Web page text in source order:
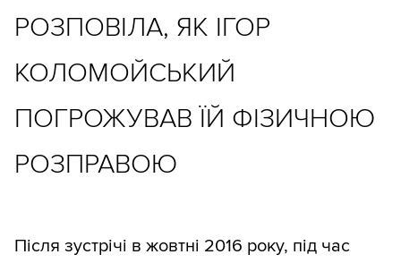
РОЗПОВІЛА, ЯК ІГОР
КОЛОМОЙСЬКИЙ
ПОГРОЖУВАВ ЇЙ ФІЗИЧНОЮ
РОЗПРАВОЮ
Після зустрічі в жовтні 2016 року, під час